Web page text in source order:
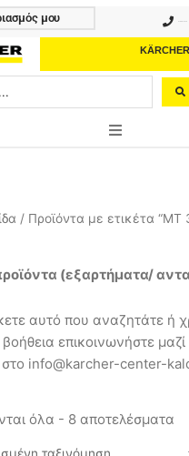
μου
ΝΕΑ-ΛΥΣΕΙΣ
/ Προϊόντα με ετικέτα “MT
(εξαρτήματα/
αυτό που αναζητάτε ή
επικοινωνήστε
info@karcher-center-
όλα - 8 αποτελέσματα